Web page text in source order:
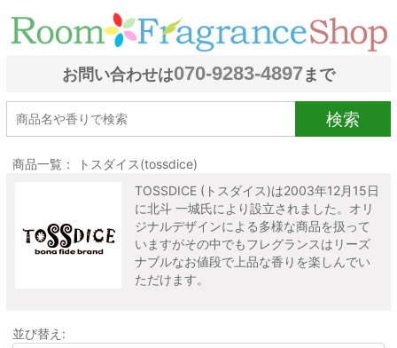
お問い合わせは070-9283-4897まで
検索
商品一覧： トスダイス(tossdice)
TOSSDICE (トスダイス)は2003年12月15日
に北斗 一城氏により設立されました。オリ
ジナルデザインによる多様な商品を扱って
いますがその中でもフレグランスはリーズ
ナブルなお値段で上品な香りを楽しんでい
ただけます。
並び替え: